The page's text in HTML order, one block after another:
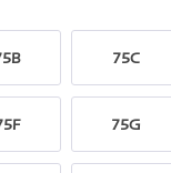
75C
75G